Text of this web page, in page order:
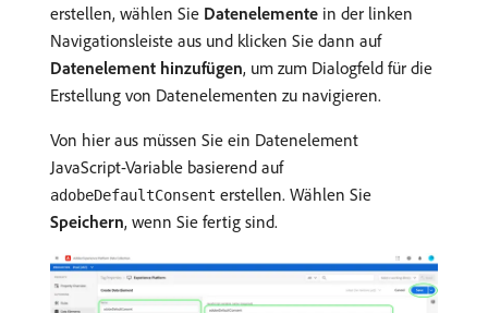
erstellen, wählen Sie Datenelemente in der linken
Navigationsleiste aus und klicken Sie dann auf
Datenelement hinzufügen, um zum Dialogfeld für die
Erstellung von Datenelementen zu navigieren.
Von hier aus müssen Sie ein Datenelement
JavaScript-Variable basierend auf
adobeDefaultConsent erstellen. Wählen Sie
Speichern, wenn Sie fertig sind.